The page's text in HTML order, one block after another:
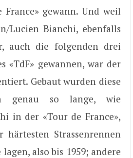
France» gewann. Und weil
Lucien Bianchi, ebenfalls
auch die folgenden drei
«TdF» gewannen, war der
Gebaut wurden diese
genau so lange, wie
in der «Tour de France»,
härtesten Strassenrennen
also bis 1959; andere